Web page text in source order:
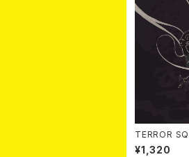
TERROR
/ The
¥1,320